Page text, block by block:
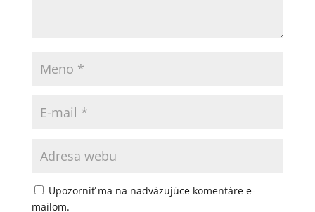
Upozorniť ma na nadväzujúce komentáre e-
mailom.